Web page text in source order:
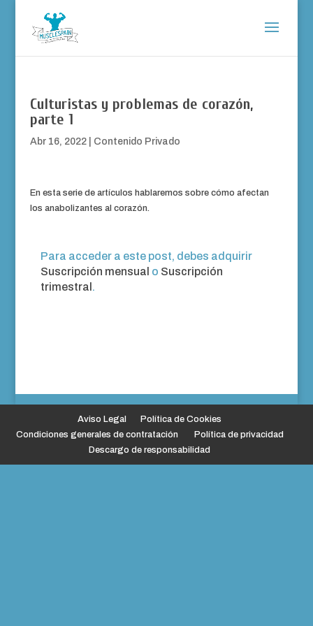
Culturistas y problemas de corazón,
parte 1
Abr 16, 2022| Contenido Privado
En esta serie de artículos hablaremos sobre cómo afectan
los anabolizantes al corazón.
Para acceder a este post, debes adquirir
Suscripción mensual o Suscripción
trimestral .
Aviso Legal
Política de Cookies
Condiciones generales de contratación
Política de privacidad
Descargo de responsabilidad